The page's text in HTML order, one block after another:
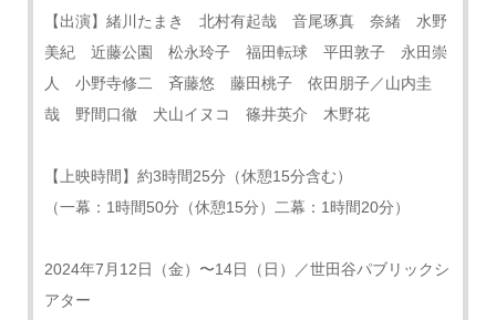
【出演】緒川たまき 北村有起哉 音尾琢真 奈緒 水野
美紀 近藤公園 松永玲子 福田転球 平田敦子 永田崇
人 小野寺修二 斉藤悠 藤田桃子 依田朋子／山内圭
哉 野間口徹 犬山イヌコ 篠井英介 木野花
【上映時間】約3時間25分（休憩15分含む）
（一幕：1時間50分（休憩15分）二幕：1時間20分）
2024年7月12日（金）〜14日（日）／世田谷パブリックシ
アター